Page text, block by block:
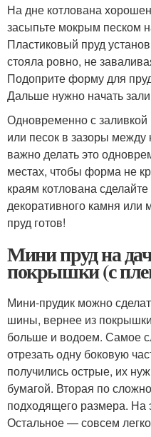
На дне котлована
засыпьте мокрым песком
Пластиковый пруд
стояла ровно, не
Подоприте форму для
Дальше нужно начать
Одновременно с
или песок в зазоры
важно делать это
местах, чтобы форма не
краям котлована
декоративного камня
пруд готов!
Мини пруд на
покрышки (с
Мини-прудик можно
шины, вернее из
больше и водоем. Самое
отрезать одну боковую
получились острые, их
бумагой. Вторая по
подходящего размера. На
Остальное — совсем